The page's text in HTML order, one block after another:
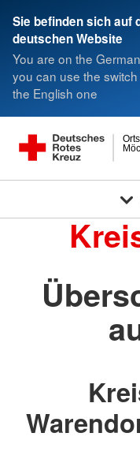
Sie befinden sich auf
deutschen Website
You are on the
you can use the
the English one